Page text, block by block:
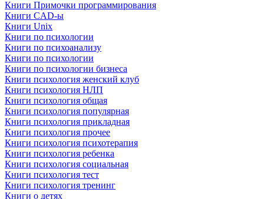
Книги Примочки программирования
Книги CAD-ы
Книги Unix
Книги по психологии
Книги по психоанализу
Книги по психологии
Книги по психологии бизнеса
Книги психология женский клуб
Книги психология НЛП
Книги психология общая
Книги психология популярная
Книги психология прикладная
Книги психология прочее
Книги психология психотерапия
Книги психология ребенка
Книги психология социальная
Книги психология тест
Книги психология тренинг
Книги о детях